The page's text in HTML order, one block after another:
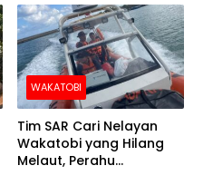
Barang Senilai Rp419,5
Juta
WAKATOBI
Tim SAR Cari Nelayan
Wakatobi yang Hilang
Melaut, Perahu